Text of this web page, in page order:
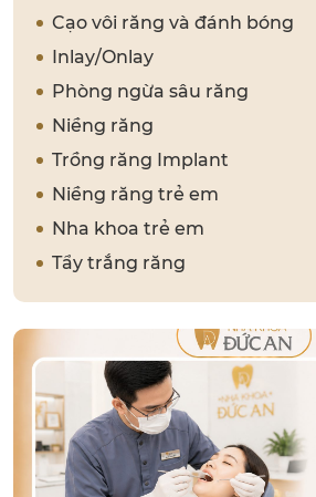
Cạo vôi răng và đánh bóng
Inlay/Onlay
Phòng ngừa sâu răng
Niềng răng
Trồng răng Implant
Niềng răng trẻ em
Nha khoa trẻ em
Tẩy trắng răng